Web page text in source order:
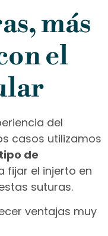
más
el
del
casos utilizamos
de
fijar el injerto en
suturas.
ventajas muy